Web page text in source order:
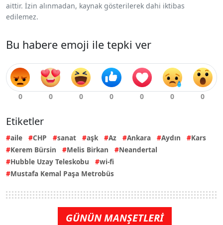
aittir. İzin alınmadan, kaynak gösterilerek dahi iktibas
edilemez.
Bu habere emoji ile tepki ver
Etiketler
aile CHP sanat aşk Az Ankara Aydın
Kars
Kerem Bürsin
Melis Birkan
Neandertal
Hubble Uzay Teleskobu
wi-fi
Mustafa Kemal Paşa Metrobüs
GÜNÜN MANŞETLERİ